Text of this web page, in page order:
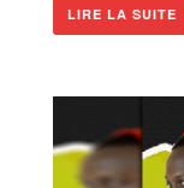
LIRE LA SUITE